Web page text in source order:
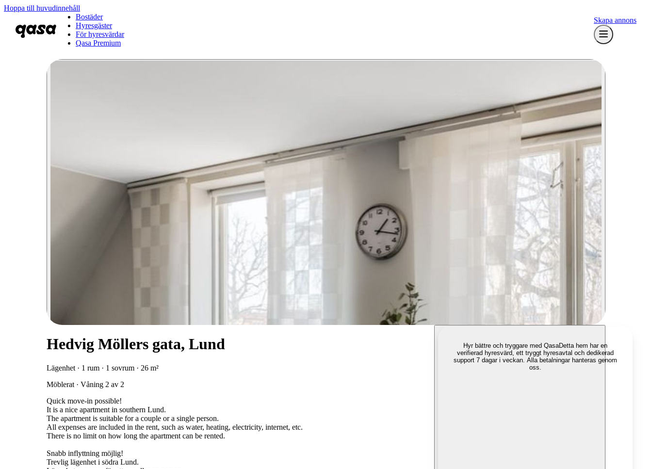
Hoppa till huvudinnehåll
Bostäder
Hyresgäster
För hyresvärdar
Qasa Premium
Skapa annons
Hedvig Möllers gata, Lund
Lägenhet · 1 rum · 1 sovrum · 26 m²
Möblerat · Våning 2 av 2
Quick move-in possible!
It is a nice apartment in southern Lund.
The apartment is suitable for a couple or a single person.
All expenses are included in the rent, such as water, heating, electricity, internet, etc.
There is no limit on how long the apartment can be rented.
Snabb inflyttning möjlig!
Trevlig lägenhet i södra Lund.
Hyr bättre och tryggare med QasaDetta hem har en
verifierad hyresvärd, ett tryggt hyresavtal och dedikerad
support 7 dagar i veckan. Alla betalningar hanteras genom
oss.